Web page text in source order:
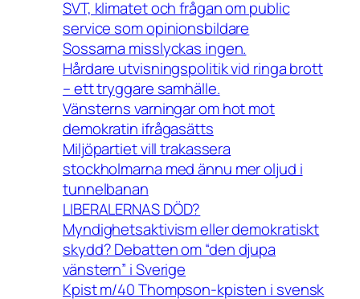
SVT, klimatet och frågan om public
service som opinionsbildare
Sossarna misslyckas ingen.
Hårdare utvisningspolitik vid ringa brott
– ett tryggare samhälle.
Vänsterns varningar om hot mot
demokratin ifrågasätts
Miljöpartiet vill trakassera
stockholmarna med ännu mer oljud i
tunnelbanan
LIBERALERNAS DÖD?
Myndighetsaktivism eller demokratiskt
skydd? Debatten om “den djupa
vänstern” i Sverige
Kpist m/40 Thompson-kpisten i svensk